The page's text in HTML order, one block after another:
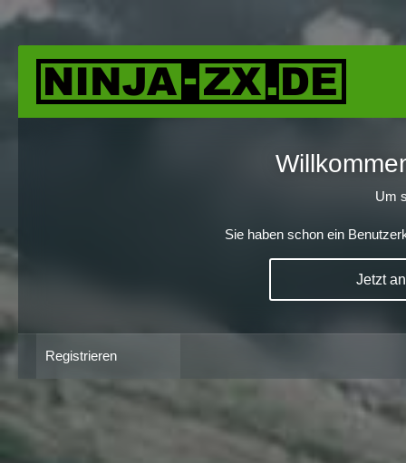
Um
Sie haben schon ein
Jetzt
Registrieren